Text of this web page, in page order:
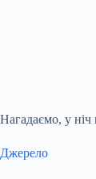
Нагадаємо, у ніч
Джерело